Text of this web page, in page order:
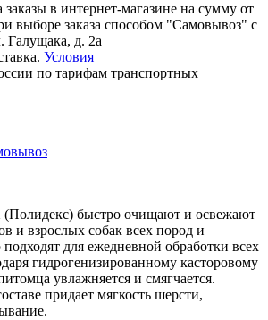
заказы в интернет-магазине на сумму от
выборе заказа способом "Самовывоз" с
Галущака, д. 2а
Условия
по тарифам транспортных
быстро очищают и освежают
и взрослых собак всех пород и
для ежедневной обработки всех
гидрогенизированному касторовому
увлажняется и смягчается.
придает мягкость шерсти,